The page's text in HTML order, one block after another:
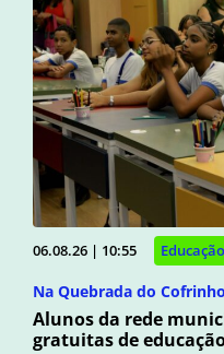
06.08.26 | 10:55 Educação
Na Quebrada do Cofrinho
Alunos da rede
gratuitas de